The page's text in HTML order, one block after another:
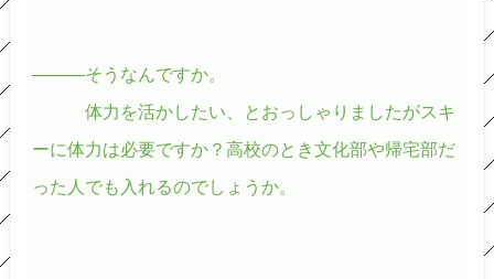
―――そうなんですか。
体力を活かしたい、とおっしゃりましたがスキ
ーに体力は必要ですか？高校のとき文化部や帰宅部だ
った人でも入れるのでしょうか。